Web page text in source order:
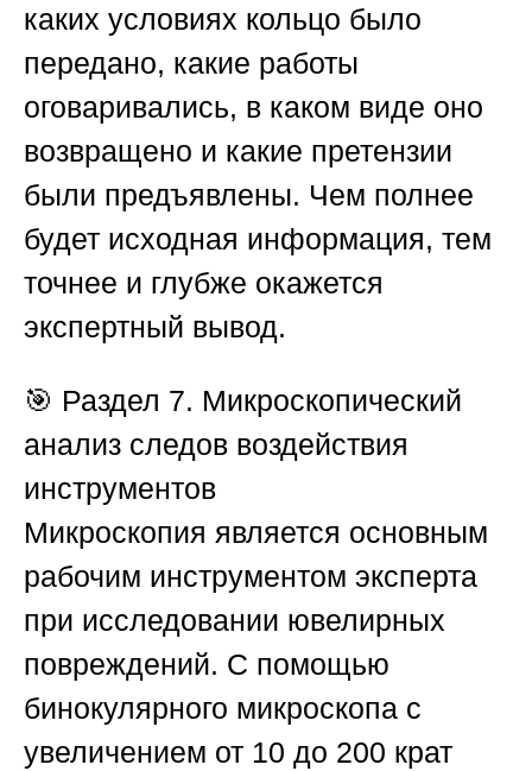
каких условиях кольцо было
передано, какие работы
оговаривались, в каком виде оно
возвращено и какие претензии
были предъявлены. Чем полнее
будет исходная информация, тем
точнее и глубже окажется
экспертный вывод.
🎯 Раздел 7. Микроскопический
анализ следов воздействия
инструментов
Микроскопия является основным
рабочим инструментом эксперта
при исследовании ювелирных
повреждений. С помощью
бинокулярного микроскопа с
увеличением от 10 до 200 крат